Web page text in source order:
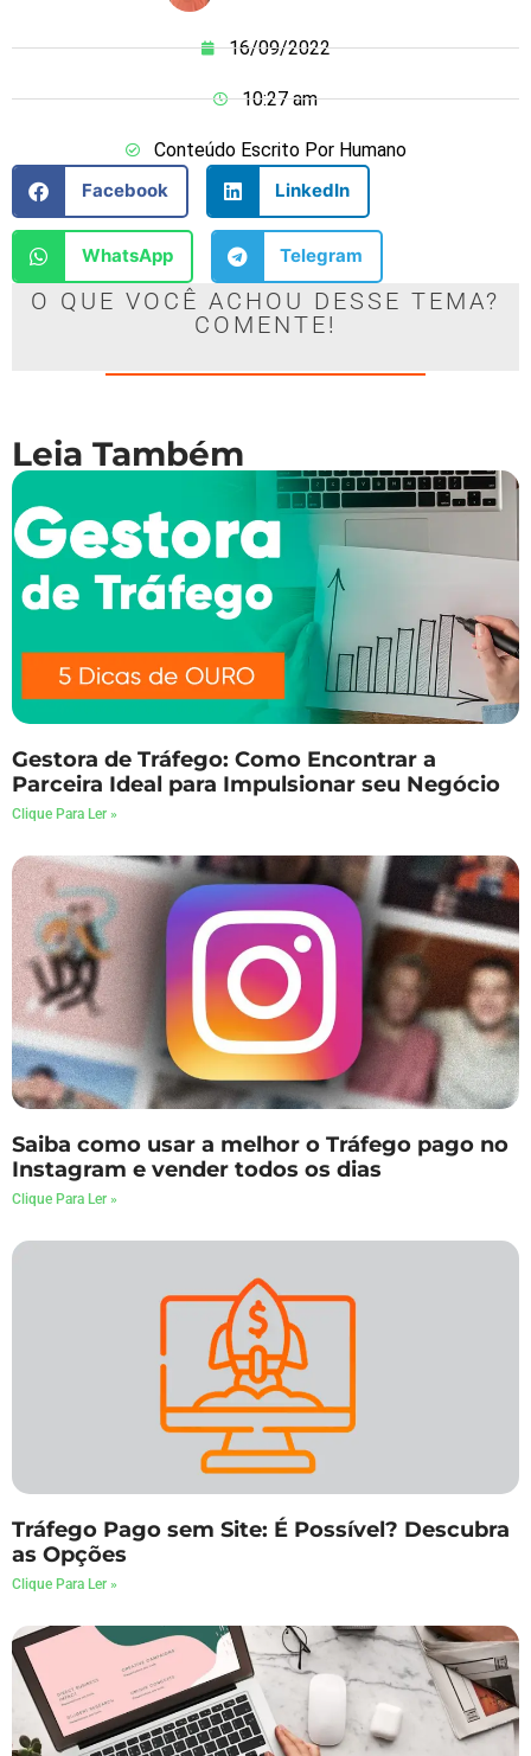
16/09/2022
10:27 am
Conteúdo Escrito Por Humano
Facebook
LinkedIn
WhatsApp Telegram
O QUE VOCÊ ACHOU DESSE TEMA?
COMENTE!
Gestora de Tráfego: Como Encontrar a
Parceira Ideal para Impulsionar seu Negócio
Clique Para Ler »
Saiba como usar a melhor o Tráfego pago no
Instagram e vender todos os dias
Clique Para Ler »
Tráfego Pago sem Site: É Possível? Descubra
as Opções
Clique Para Ler »
Leia Também